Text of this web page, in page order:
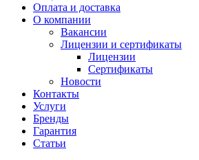
Оплата и доставка
О компании
Вакансии
Лицензии и сертификаты
Лицензии
Сертификаты
Новости
Контакты
Услуги
Бренды
Гарантия
Статьи